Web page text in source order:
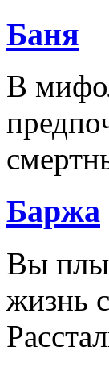
Баня
В
Баржа
Вы
жизнь